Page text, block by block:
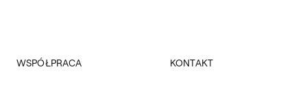
WSPÓŁPRACA KONTAKT